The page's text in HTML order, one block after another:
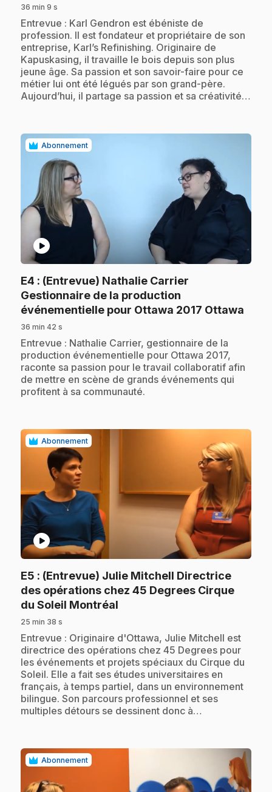
36 min 9 s
.Entrevue : Karl Gendron est ébéniste de
profession. Il est fondateur et propriétaire de son
entreprise, Karl’s Refinishing. Originaire de
Kapuskasing, il travaille le bois depuis son plus
jeune âge. Sa passion et son savoir-faire pour ce
métier lui ont été légués par son grand-père.
Aujourd’hui, il partage sa passion et sa créativité…
Abonnement
play_circle
E4 : (Entrevue) Nathalie Carrier
Gestionnaire de la production
événementielle pour Ottawa 2017 Ottawa
36 min 42 s
.Entrevue : Nathalie Carrier, gestionnaire de la
production événementielle pour Ottawa 2017,
raconte sa passion pour le travail collaboratif afin
de mettre en scène de grands événements qui
profitent à sa communauté.
Abonnement
play_circle
E5 : (Entrevue) Julie Mitchell Directrice
des opérations chez 45 Degrees Cirque
du Soleil Montréal
25 min 38 s
.Entrevue : Originaire d'Ottawa, Julie Mitchell est
directrice des opérations chez 45 Degrees pour
les événements et projets spéciaux du Cirque du
Soleil. Elle a fait ses études universitaires en
français, à temps partiel, dans un environnement
bilingue. Son parcours professionnel et ses
multiples détours se dessinent donc à…
Abonnement